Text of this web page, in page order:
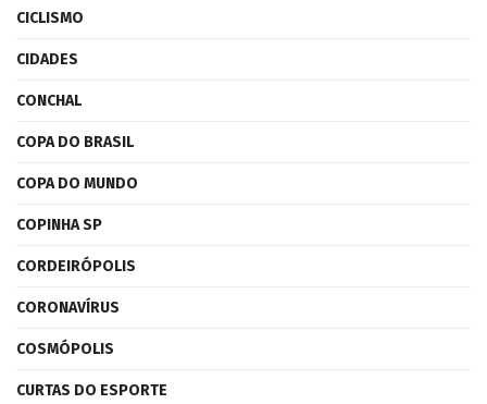
CICLISMO
CIDADES
CONCHAL
COPA DO BRASIL
COPA DO MUNDO
COPINHA SP
CORDEIRÓPOLIS
CORONAVÍRUS
COSMÓPOLIS
CURTAS DO ESPORTE